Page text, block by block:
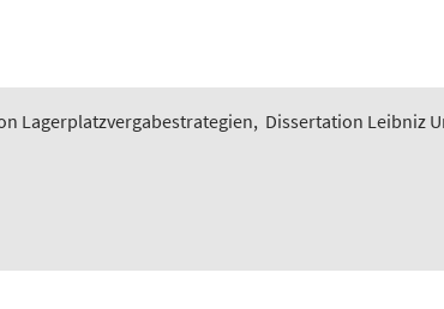
Lagerplatzvergabestrategien, Dissertation Leibniz